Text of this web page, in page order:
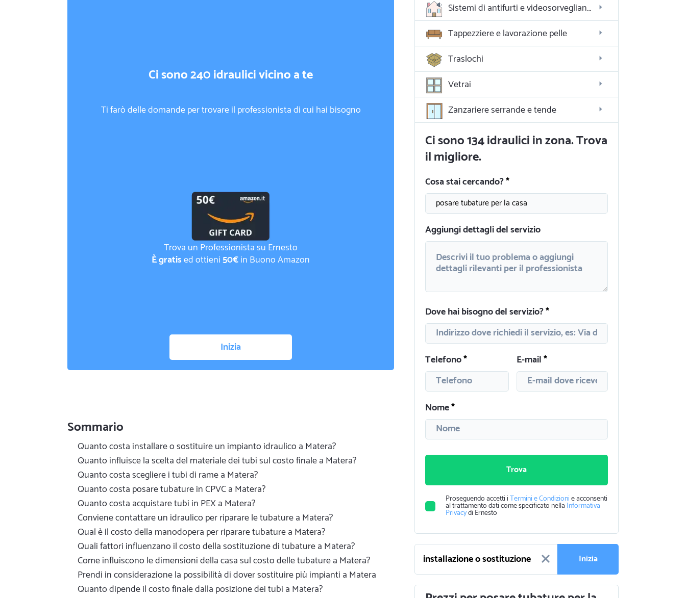
Ci sono 240 idraulici vicino a te
Ti farò delle domande per trovare il professionista di cui hai bisogno
Trova un Professionista su Ernesto
È gratised ottieni50€in Buono Amazon
Inizia
Sommario
Quanto costa installare o sostituire un impianto idraulico a Matera?
Quanto influisce la scelta del materiale dei tubi sul costo finale a Matera?
Quanto costa scegliere i tubi di rame a Matera?
Quanto costa posare tubature in CPVC a Matera?
Quanto costa acquistare tubi in PEX a Matera?
Conviene contattare un idraulico per riparare le tubature a Matera?
Qual è il costo della manodopera per riparare tubature a Matera?
Quali fattori influenzano il costo della sostituzione di tubature a Matera?
Come influiscono le dimensioni della casa sul costo delle tubature a Matera?
Prendi in considerazione la possibilità di dover sostituire più impianti a Matera
Quanto dipende il costo finale dalla posizione dei tubi a Matera?
Sistemi di antifurti e videosorveglianza
Tappezziere e lavorazione pelle
Traslochi
Vetrai
Zanzariere serrande e tende
Ci sono 134 idraulici in zona. Trova
il migliore.
Cosa stai cercando?
Aggiungi dettagli del servizio
Dove hai bisogno del servizio?
Telefono E-mail
Nome
Trova
Proseguendo accetti iTermini e Condizionie acconsenti
al trattamento dati come specificato nella Informativa
Privacydi Ernesto
Inizia